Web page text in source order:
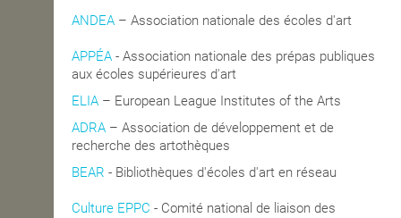
ANDEA – Association nationale des écoles d'art
APPÉA - Association nationale des prépas publiques
aux écoles supérieures d'art
ELIA – European League Institutes of the Arts
ADRA – Association de développement et de
recherche des artothèques
BEAR - Bibliothèques d'écoles d'art en réseau
Culture EPPC - Comité national de liaison des